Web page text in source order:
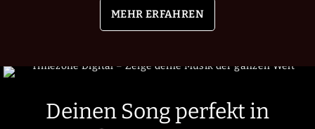
MEHR ERFAHREN
Deinen Song perfekt in